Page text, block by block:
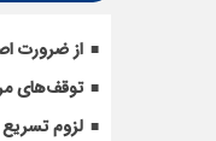
از ضرورت
توقف‌های
لزوم